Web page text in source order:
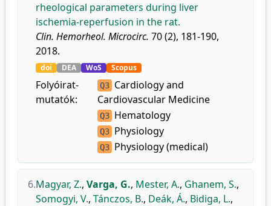
rheological parameters during liver
ischemia-reperfusion in the rat.
Clin. Hemorheol. Microcirc. 70 (2), 181-190,
2018.
doi DEA WoS Scopus
Folyóirat-
mutatók:
Q3 Cardiology and
Cardiovascular Medicine
Q3 Hematology
Q3 Physiology
Q3 Physiology (medical)
6.Magyar, Z., Varga, G., Mester, A., Ghanem, S.,
Somogyi, V., Tánczos, B., Deák, Á., Bidiga, L.,